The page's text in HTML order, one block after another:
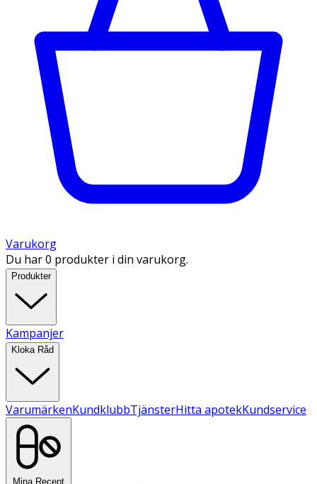
Varukorg
Du har 0 produkter i din varukorg.
Produkter
Kampanjer
Kloka Råd
VarumärkenKundklubbTjänsterHitta apotekKundservice
Mina Recept